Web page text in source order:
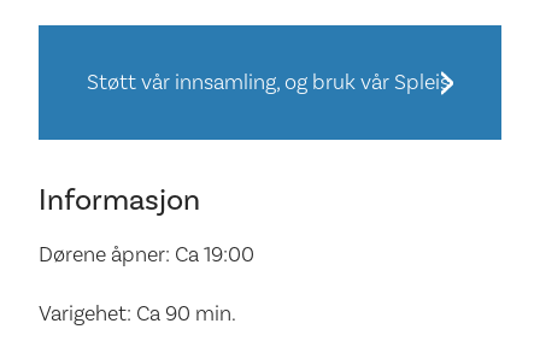
Støtt vår innsamling, og bruk vår Spleis
Informasjon
Dørene åpner: Ca 19:00
Varigehet: Ca 90 min.